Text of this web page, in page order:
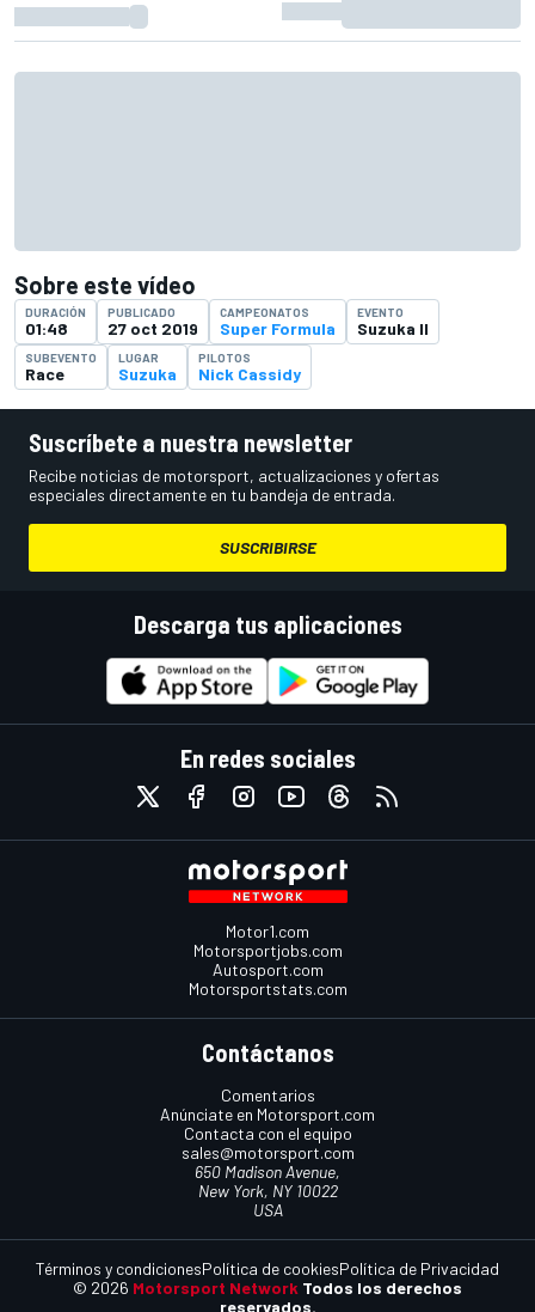
Sobre este vídeo
DURACIÓN
01:48
PUBLICADO
27 oct 2019
CAMPEONATOS
Super Formula
EVENTO
Suzuka II
SUBEVENTO
Race
LUGAR
Suzuka
PILOTOS
Nick Cassidy
Suscríbete a nuestra newsletter
Recibe noticias de motorsport, actualizaciones y ofertas
especiales directamente en tu bandeja de entrada.
SUSCRIBIRSE
Descarga tus aplicaciones
En redes sociales
Motor1.com
Motorsportjobs.com
Autosport.com
Motorsportstats.com
Contáctanos
Comentarios
Anúnciate en Motorsport.com
Contacta con el equipo
sales@motorsport.com
650 Madison Avenue,
New York, NY 10022
USA
© 2026 Motorsport Network Todos los derechos
reservados.
Términos y condicionesPolítica de cookiesPolítica de Privacidad